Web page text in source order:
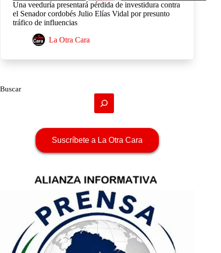
Una veeduría presentará pérdida de investidura contra
el Senador cordobés Julio Elías Vidal por presunto
tráfico de influencias
La Otra Cara
Buscar
Suscríbete a La Otra Cara